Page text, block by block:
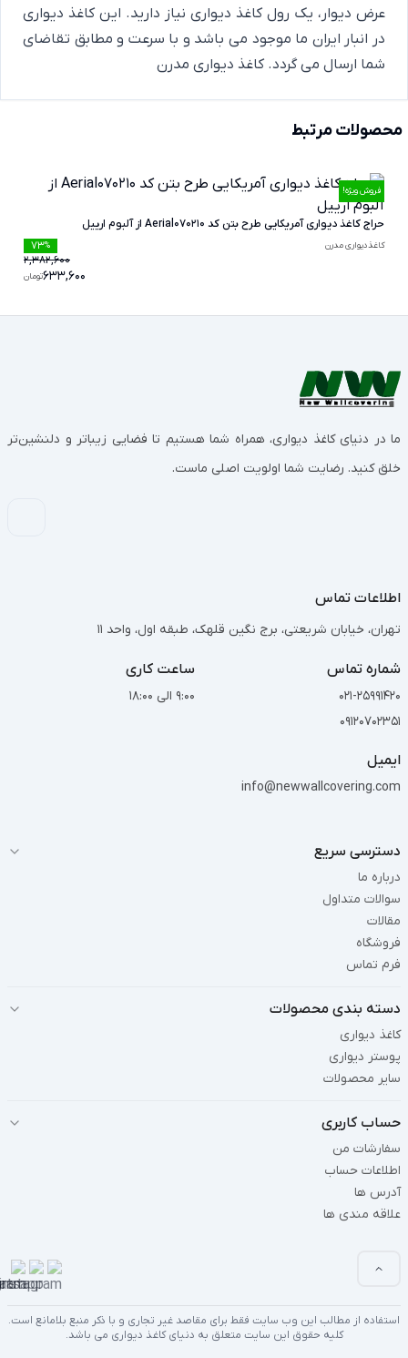
عرض دیوار، یک رول کاغذ دیواری نیاز دارید. این کاغذ دیواری
در انبار ایران ما موجود می باشد و با سرعت و مطابق تقاضای
شما ارسال می گردد.کاغذ دیواری مدرن
محصولات مرتبط
فروش ویژه!
حراج کاغذ دیواری آمریکایی طرح بتن کد Aerial070210 از آلبوم ارییل
کاغذدیواری مدرن %
73
2,382,600
تومان633,600
ما در دنیای کاغذ دیواری، همراه شما هستیم تا فضایی زیباتر و دلنشین‌تر
خلق کنید. رضایت شما اولویت اصلی ماست.
اطلاعات تماس
تهران، خیابان شریعتی، برج نگین قلهک، طبقه اول، واحد 11
شماره تماس
021-25991420
09120702351
ساعت کاری
9:00 الی 18:00
ایمیل
info@newwallcovering.com
دسترسی سریع
درباره ما
سوالات متداول
مقالات
فروشگاه
فرم تماس
دسته بندی محصولات
کاغذ دیواری
پوستر دیواری
سایر محصولات
حساب کاربری
سفارشات من
اطلاعات حساب
آدرس ها
علاقه مندی ها
استفاده از مطالب این وب سایت فقط برای مقاصد غیر تجاری و با ذکر منبع بلامانع است.
کلیه حقوق این سایت متعلق به دنیای کاغذ دیواری می باشد.